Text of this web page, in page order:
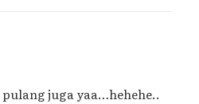
juga yaa…hehehe..